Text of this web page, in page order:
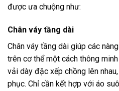
được ưa chuộng như:
Chân váy tầng dài
Chân váy tầng dài giúp các
trên cơ thể một cách thông
vải dày đặc xếp chồng lên
phục. Chỉ cần kết hợp với áo